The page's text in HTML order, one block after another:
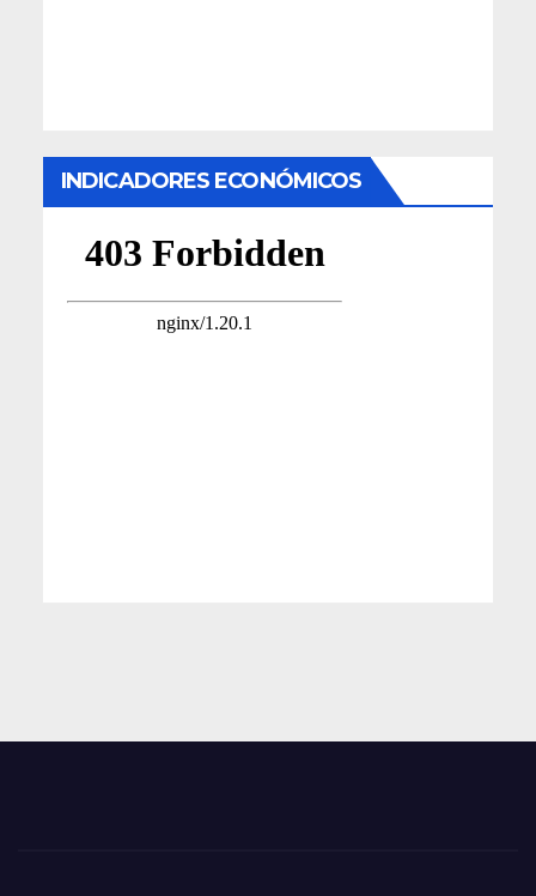
INDICADORES ECONÓMICOS